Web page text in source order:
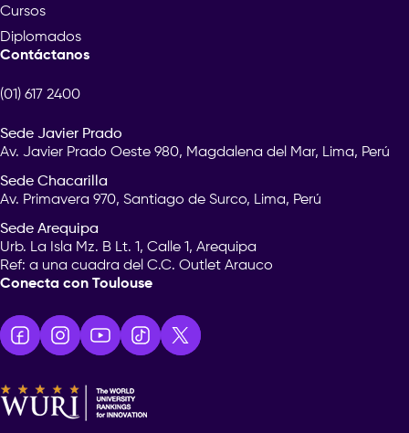
Cursos
Diplomados
Contáctanos
(01) 617 2400
Sede Javier Prado
Av. Javier Prado Oeste 980, Magdalena del Mar, Lima, Perú
Sede Chacarilla
Av. Primavera 970, Santiago de Surco, Lima, Perú
Sede Arequipa
Urb. La Isla Mz. B Lt. 1, Calle 1, Arequipa
Ref: a una cuadra del C.C. Outlet Arauco
Conecta con Toulouse